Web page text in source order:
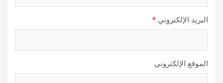
البريد الإلكتروني *
الموقع الإلكتروني